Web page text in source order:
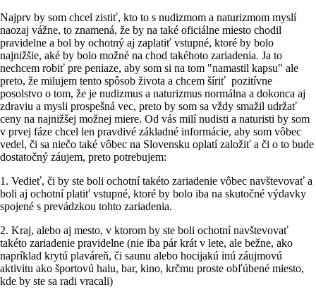
Najprv by som chcel zistiť, kto to s nudizmom a naturizmom myslí
naozaj vážne, to znamená, že by na také oficiálne miesto chodil
pravidelne a bol by ochotný aj zaplatiť vstupné, ktoré by bolo
najnižšie, aké by bolo možné na chod takéhoto zariadenia. Ja to
nechcem robiť pre peniaze, aby som si na tom "namastil kapsu" ale
preto, že milujem tento spôsob života a chcem šíriť pozitívne
posolstvo o tom, že je nudizmus a naturizmus normálna a dokonca aj
zdraviu a mysli prospešná vec, preto by som sa vždy smažil udržať
ceny na najnižšej možnej miere. Od vás milí nudisti a naturisti by som
v prvej fáze chcel len pravdivé základné informácie, aby som vôbec
vedel, či sa niečo také vôbec na Slovensku oplatí založiť a či o to bude
dostatočný záujem, preto potrebujem:
1. Vedieť, či by ste boli ochotní takéto zariadenie vôbec navštevovať a
boli aj ochotní platiť vstupné, ktoré by bolo iba na skutočné výdavky
spojené s prevádzkou tohto zariadenia.
2. Kraj, alebo aj mesto, v ktorom by ste boli ochotní navštevovať
takéto zariadenie pravidelne (nie iba pár krát v lete, ale bežne, ako
napríklad krytú plaváreň, či saunu alebo hocijakú inú záujmovú
aktivitu ako športovú halu, bar, kino, krčmu proste obľúbené miesto,
kde by ste sa radi vracali)